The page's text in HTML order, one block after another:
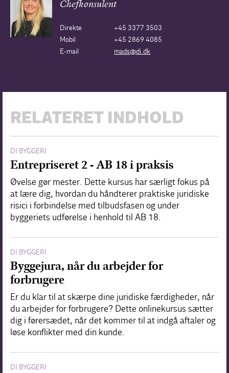
Chefkonsulent
Direkte
+45 3377 3503
Mobil
+45 2869 4085
E-mail
mads@di.dk
RELATERET INDHOLD
DI BYGGERI
Entrepriseret 2 - AB 18 i praksis
Øvelse gør mester. Dette kursus har særligt fokus på
at lære dig, hvordan du håndterer praktiske juridiske
risici i forbindelse med tilbudsfasen og under
byggeriets udførelse i henhold til AB 18.
DI BYGGERI
Byggejura, når du arbejder for
forbrugere
Er du klar til at skærpe dine juridiske færdigheder, når
du arbejder for forbrugere? Dette onlinekursus sætter
dig i førersædet, når det kommer til at indgå aftaler og
løse konflikter med din kunde.
DI BYGGERI